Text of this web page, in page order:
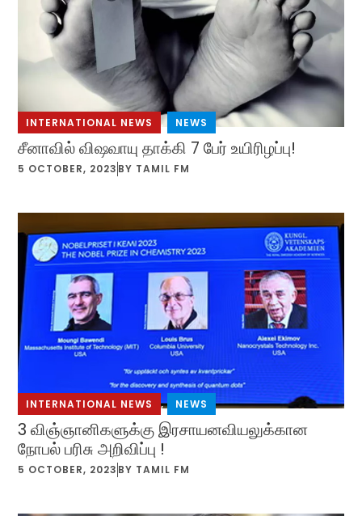
INTERNATIONAL NEWS , NEWS
சீனாவில் விஷவாயு தாக்கி 7 பேர் உயிரிழப்பு!
5 OCTOBER, 2023 BY TAMIL FM
INTERNATIONAL NEWS , NEWS
3 விஞ்ஞானிகளுக்கு இரசாயனவியலுக்கான
நோபல் பரிசு அறிவிப்பு !
5 OCTOBER, 2023 BY TAMIL FM